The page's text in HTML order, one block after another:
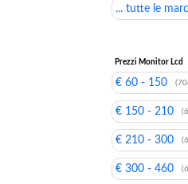
... tutte le
Prezzi Monitor Lcd
€ 60 - 150
€ 150 - 210
€ 210 - 300
€ 300 - 460